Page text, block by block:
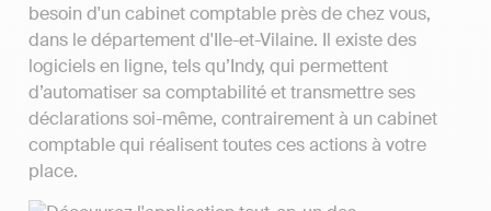
besoin d'un cabinet comptable près de chez vous,
dans le département d'Ile-et-Vilaine. Il existe des
logiciels en ligne, tels qu’Indy, qui permettent
d’automatiser sa comptabilité et transmettre ses
déclarations soi-même, contrairement à un cabinet
comptable qui réalisent toutes ces actions à votre
place.